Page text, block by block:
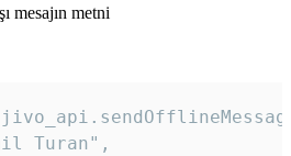
mesajın metni
Turan",